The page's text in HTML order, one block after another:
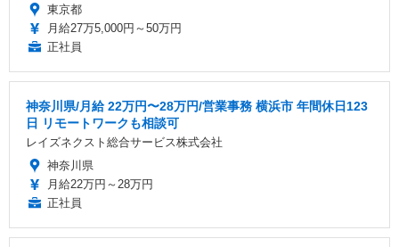
東京都
月給27万5,000円～50万円
正社員
神奈川県/月給 22万円〜28万円/営業事務 横浜市 年間休日123
日 リモートワークも相談可
レイズネクスト総合サービス株式会社
神奈川県
月給22万円～28万円
正社員